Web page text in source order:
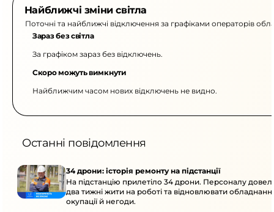
Найближчі зміни світла
Поточні та найближчі відключення за графіками операторів
Зараз без світла
За графіком зараз без відключень.
Скоро можуть вимкнути
Найближчим часом нових відключень не видно.
Останні повідомлення
34 дрони: історія ремонту на підстанції
На підстанцію прилетіло 34 дрони. Персоналу
два тижні жити на роботі та відновлювати
окупації й негоди.